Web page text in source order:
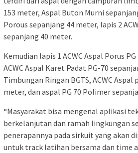
153 meter, Aspal Buton Murni
Porous sepanjang 44 meter, lapis 2
sepanjang 40 meter.
Kemudian lapis 1 ACWC Aspal Porus
ACWC Aspal Karet Padat PG-70
Timbungan Ringan BGTS, ACWC
meter, dan aspal PG 70 Polimer
“Masyarakat bisa mengenal aplikasi
berkelanjutan dan ramah lingkungan
penerapannya pada sirkuit yang akan
untuk track latihan bersama dan time